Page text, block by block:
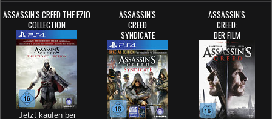
ASSASSIN'S CREED THE EZIO
COLLECTION
Jetzt kaufen bei
ASSASSIN'S
CREED
SYNDICATE
ASSASSIN'S
CREED:
DER FILM